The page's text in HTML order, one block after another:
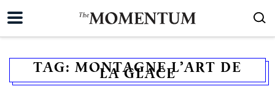
TAG: MONTAGNE L’ART DE
LA GLACE